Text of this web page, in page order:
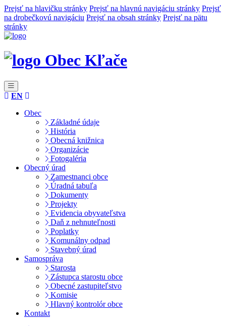
Prejsť na hlavičku stránky Prejsť na hlavnú navigáciu stránky Prejsť
na drobečkovú navigáciu Prejsť na obsah stránky Prejsť na pätu
stránky
Obec Kľače
EN
Obec
Základné údaje
História
Obecná knižnica
Organizácie
Fotogaléria
Obecný úrad
Zamestnanci obce
Úradná tabuľa
Dokumenty
Projekty
Evidencia obyvateľstva
Daň z nehnuteľnosti
Poplatky
Komunálny odpad
Stavebný úrad
Samospráva
Starosta
Zástupca starostu obce
Obecné zastupiteľstvo
Komisie
Hlavný kontrolór obce
Kontakt